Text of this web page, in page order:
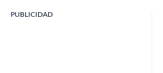
PUBLICIDAD